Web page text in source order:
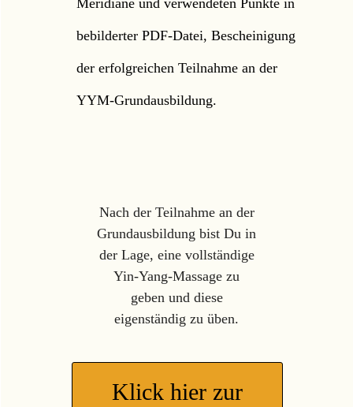
bebilderter PDF-Datei, Bescheinigung
der erfolgreichen Teilnahme an der
YYM-Grundausbildung.
Nach der Teilnahme an der
Grundausbildung bist Du in
der Lage, eine vollständige
Yin-Yang-Massage zu
geben und diese
eigenständig zu üben.
Klick hier zur